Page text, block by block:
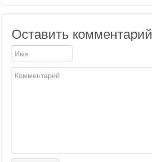
Оставить комментарий